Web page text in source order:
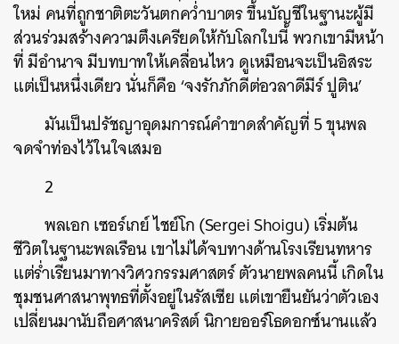
ใหม่ คนที่ถูกชาติตะวันตกคว่ำบาตร ขึ้นบัญชีในฐานะผู้มี
ส่วนร่วมสร้างความตึงเครียดให้กับโลกใบนี้ พวกเขามีหน้า
ที่ มีอำนาจ มีบทบาทให้เคลื่อนไหว ดูเหมือนจะเป็นอิสระ
แต่เป็นหนึ่งเดียว นั่นก็คือ ‘จงรักภักดีต่อวลาดีมีร์ ปูติน’
มันเป็นปรัชญาอุดมการณ์คำขาดสำคัญที่ 5 ขุนพล
จดจำท่องไว้ในใจเสมอ
2
พลเอก เซอร์เกย์ ไชย์โก (Sergei Shoigu) เริ่มต้น
ชีวิตในฐานะพลเรือน เขาไม่ได้จบทางด้านโรงเรียนทหาร
แต่ร่ำเรียนมาทางวิศวกรรมศาสตร์ ตัวนายพลคนนี้ เกิดใน
ชุมชนศาสนาพุทธที่ตั้งอยู่ในรัสเซีย แต่เขายืนยันว่าตัวเอง
เปลี่ยนมานับถือศาสนาคริสต์ นิกายออร์โธดอกซ์นานแล้ว